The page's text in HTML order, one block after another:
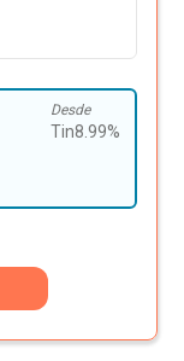
Desde
Tin8.99%